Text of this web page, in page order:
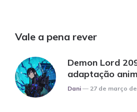
Vale a pena rever
Demon Lord
adaptação
Posted
Dani 27 de março